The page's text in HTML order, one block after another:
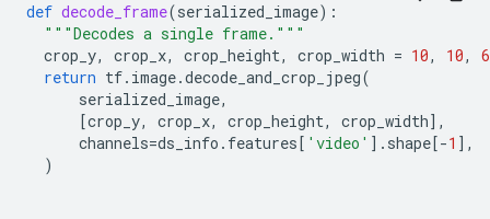
def decode_frame(serialized_image):
"""Decodes a single frame."""
crop_y, crop_x, crop_height, crop_width = 10, 10,
return tf. image.decode_and_crop_jpeg(
serialized_image,
[crop_y, crop_x, crop_height, crop_width],
channels=ds_info . features[ 'video' ] . shape[-1 ],
)